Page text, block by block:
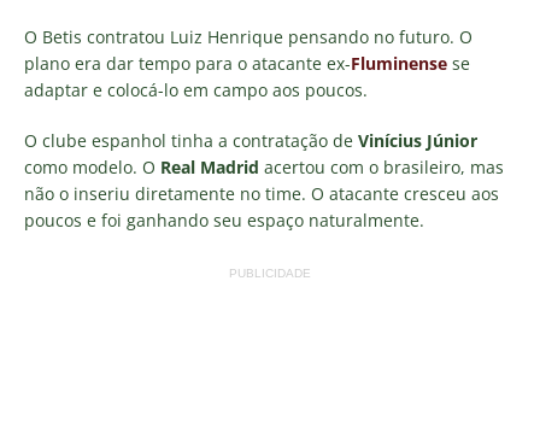
O Betis contratou Luiz Henrique pensando no futuro. O
plano era dar tempo para o atacante ex-Fluminense se
adaptar e colocá-lo em campo aos poucos.
O clube espanhol tinha a contratação de Vinícius Júnior
como modelo. O Real Madrid acertou com o brasileiro, mas
não o inseriu diretamente no time. O atacante cresceu aos
poucos e foi ganhando seu espaço naturalmente.
PUBLICIDADE